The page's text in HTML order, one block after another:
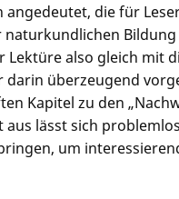
die für
also gleich mit
überzeugend
Kapitel zu den
lässt sich
um